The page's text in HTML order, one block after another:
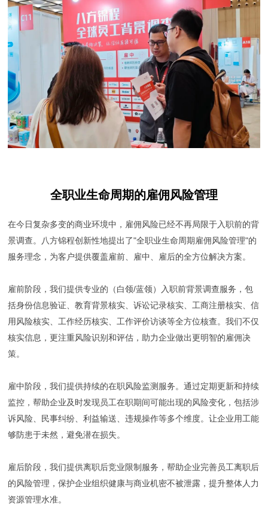
全职业生命周期的雇佣风险管理
在今日复杂多变的商业环境中，雇佣风险已经不再局限于入职前的背
景调查。八方锦程创新性地提出了"全职业生命周期雇佣风险管理"的
服务理念，为客户提供覆盖雇前、雇中、雇后的全方位解决方案。
雇前阶段，我们提供专业的（白领/蓝领）入职前背景调查服务，包
括身份信息验证、教育背景核实、诉讼记录核实、工商注册核实、信
用风险核实、工作经历核实、工作评价访谈等全方位核查。我们不仅
核实信息，更注重风险识别和评估，助力企业做出更明智的雇佣决
策。
雇中阶段，我们提供持续的在职风险监测服务。通过定期更新和持续
监控，帮助企业及时发现员工在职期间可能出现的风险变化，包括涉
诉风险、民事纠纷、利益输送、违规操作等多个维度。让企业用工能
够防患于未然，避免潜在损失。
雇后阶段，我们提供离职后竞业限制服务，帮助企业完善员工离职后
的风险管理，保护企业组织健康与商业机密不被泄露，提升整体人力
资源管理水准。